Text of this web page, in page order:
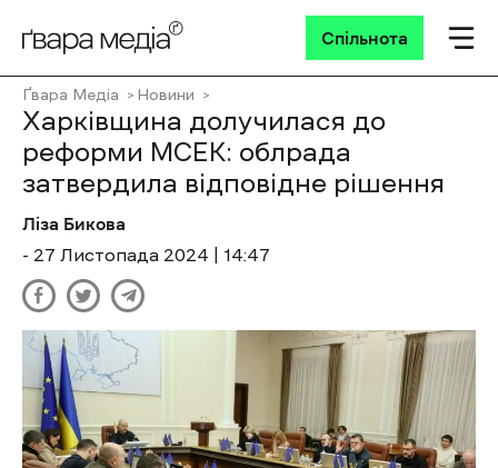
Спільнота
Ґвара Медіа Новини
Харківщина долучилася до
реформи МСЕК: облрада
затвердила відповідне рішення
Ліза Бикова
- 27 Листопада 2024 | 14:47